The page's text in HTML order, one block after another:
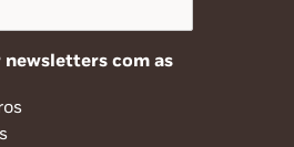
newsletters com as